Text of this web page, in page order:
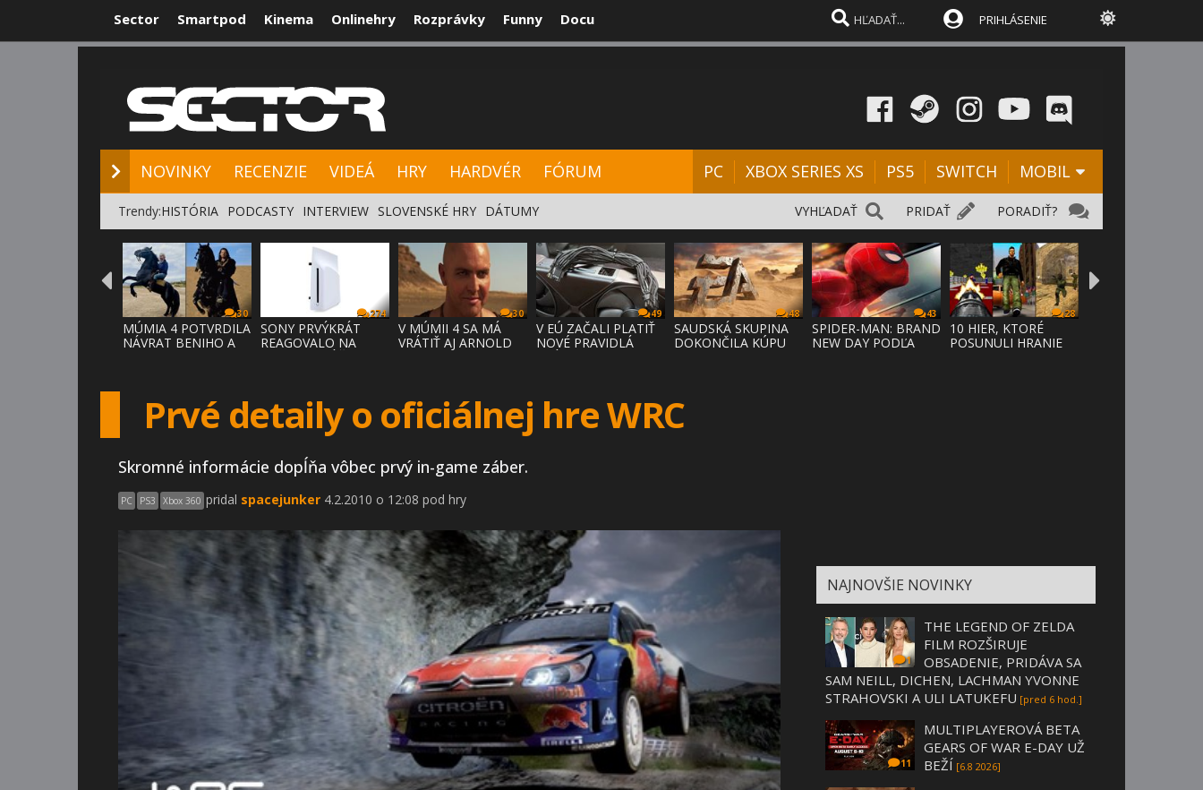
Sector Smartpod Kinema Onlinehry Rozprávky Funny Docu PRIHLÁSENIE
NOVINKY RECENZIE VIDEÁ HRY HARDVÉR FÓRUM PC XBOX SERIES XS PS5 SWITCH MOBIL
PORADIŤ?
PRIDAŤ
VYHĽADAŤ
Trendy:HISTÓRIA PODCASTY INTERVIEW SLOVENSKÉ HRY DÁTUMY
30
MÚMIA 4 POTVRDILA
NÁVRAT BENIHO A
274
SONY PRVÝKRÁT
REAGOVALO NA
30
V MÚMII 4 SA MÁ
VRÁTIŤ AJ ARNOLD
49
V EÚ ZAČALI PLATIŤ
NOVÉ PRAVIDLÁ
48
SAUDSKÁ SKUPINA
DOKONČILA KÚPU
43
SPIDER-MAN: BRAND
NEW DAY PODĽA
28
10 HIER, KTORÉ
POSUNULI HRANIE
Prvé detaily o oficiálnej hre WRC
Skromné informácie dopĺňa vôbec prvý in-game záber.
PC PS3 Xbox 360 pridal spacejunker 4.2.2010 o 12:08 pod hry
NAJNOVŠIE NOVINKY
1
THE LEGEND OF ZELDA
FILM ROZŠIRUJE
OBSADENIE, PRIDÁVA SA
SAM NEILL, DICHEN, LACHMAN YVONNE
STRAHOVSKI A ULI LATUKEFU [pred 6 hod.]
11
MULTIPLAYEROVÁ BETA
GEARS OF WAR E-DAY UŽ
BEŽÍ [6.8 2026]